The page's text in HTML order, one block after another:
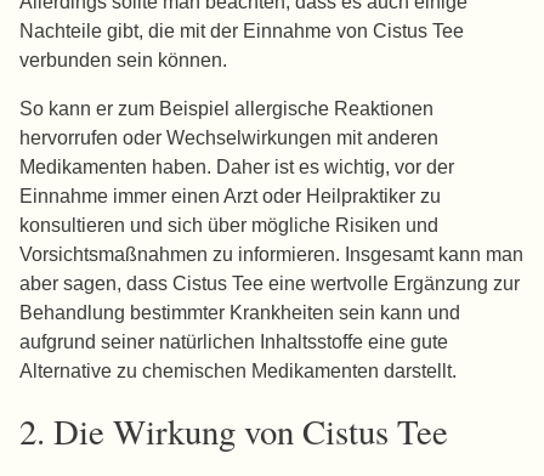
Nachteile gibt, die mit der Einnahme von Cistus Tee
verbunden sein können.
So kann er zum Beispiel allergische Reaktionen
hervorrufen oder Wechselwirkungen mit anderen
Medikamenten haben. Daher ist es wichtig, vor der
Einnahme immer einen Arzt oder Heilpraktiker zu
konsultieren und sich über mögliche Risiken und
Vorsichtsmaßnahmen zu informieren. Insgesamt kann man
aber sagen, dass Cistus Tee eine wertvolle Ergänzung zur
Behandlung bestimmter Krankheiten sein kann und
aufgrund seiner natürlichen Inhaltsstoffe eine gute
Alternative zu chemischen Medikamenten darstellt.
2. Die Wirkung von Cistus Tee